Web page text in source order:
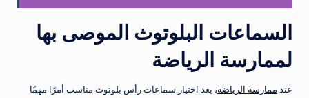
السماعات البلوتوث الموصى بها
لممارسة الرياضة
عند ممارسة الرياضة، يعد اختيار سماعات رأس بلوتوث مناسب أمرًا مهمًا